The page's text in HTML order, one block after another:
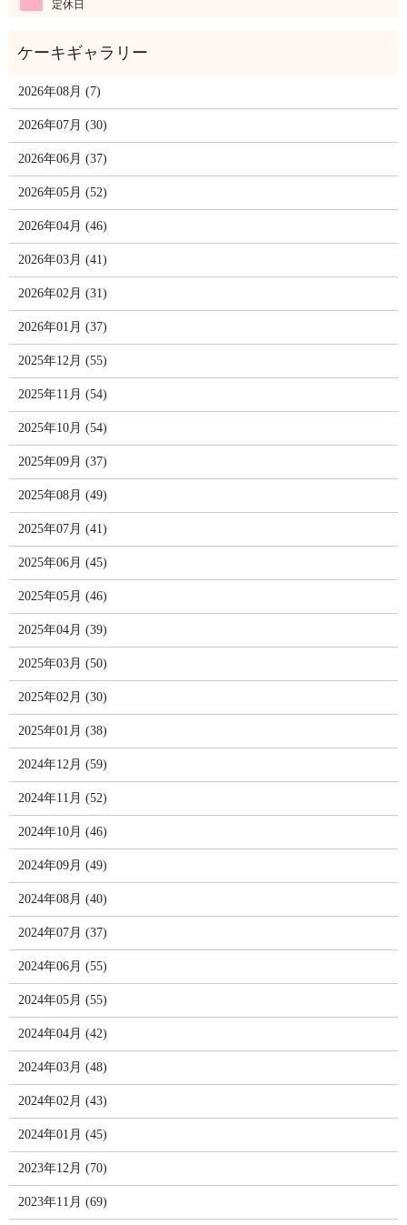
定休日
2026年08月 (7)
2026年07月 (30)
2026年06月 (37)
2026年05月 (52)
2026年04月 (46)
2026年03月 (41)
2026年02月 (31)
2026年01月 (37)
2025年12月 (55)
2025年11月 (54)
2025年10月 (54)
2025年09月 (37)
2025年08月 (49)
2025年07月 (41)
2025年06月 (45)
2025年05月 (46)
2025年04月 (39)
2025年03月 (50)
2025年02月 (30)
2025年01月 (38)
2024年12月 (59)
2024年11月 (52)
2024年10月 (46)
2024年09月 (49)
2024年08月 (40)
2024年07月 (37)
2024年06月 (55)
2024年05月 (55)
2024年04月 (42)
2024年03月 (48)
2024年02月 (43)
2024年01月 (45)
2023年12月 (70)
2023年11月 (69)